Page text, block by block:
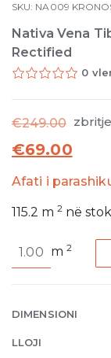
SKU: NA009
Nativa Vena
Rectified
0
€249.00
€69.00
Afati i
115.2 m2 në
Vena
9mm
x
m2
DIMENSIONI
LLOJI